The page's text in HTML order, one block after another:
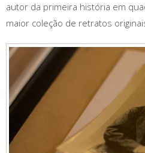
autor da primeira história em
maior coleção de retratos